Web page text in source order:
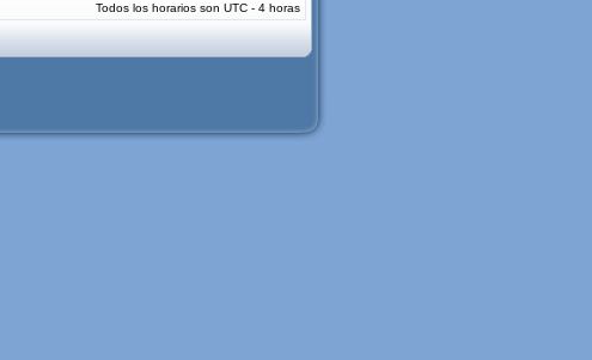
Todos los horarios son UTC - 4 horas